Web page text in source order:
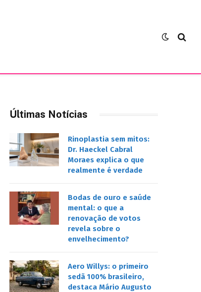
Últimas Notícias
Rinoplastia sem mitos:
Dr. Haeckel Cabral
Moraes explica o que
realmente é verdade
Bodas de ouro e saúde
mental: o que a
renovação de votos
revela sobre o
envelhecimento?
Aero Willys: o primeiro
sedã 100% brasileiro,
destaca Mário Augusto